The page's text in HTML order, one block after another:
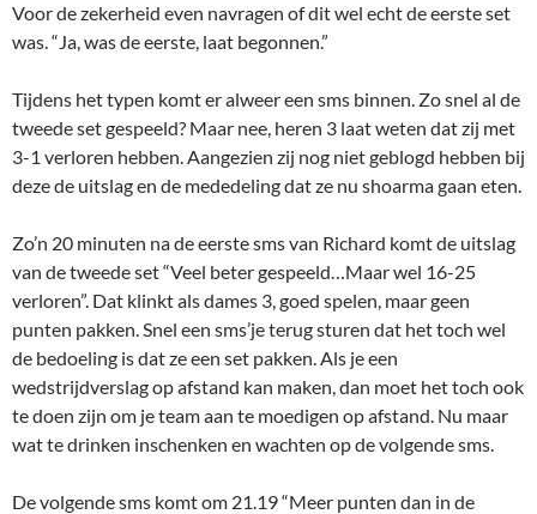
Voor de zekerheid even navragen of dit wel echt de eerste set
was. “Ja, was de eerste, laat begonnen.”
Tijdens het typen komt er alweer een sms binnen. Zo snel al de
tweede set gespeeld? Maar nee, heren 3 laat weten dat zij met
3-1 verloren hebben. Aangezien zij nog niet geblogd hebben bij
deze de uitslag en de mededeling dat ze nu shoarma gaan eten.
Zo’n 20 minuten na de eerste sms van Richard komt de uitslag
van de tweede set “Veel beter gespeeld…Maar wel 16-25
verloren”. Dat klinkt als dames 3, goed spelen, maar geen
punten pakken. Snel een sms’je terug sturen dat het toch wel
de bedoeling is dat ze een set pakken. Als je een
wedstrijdverslag op afstand kan maken, dan moet het toch ook
te doen zijn om je team aan te moedigen op afstand. Nu maar
wat te drinken inschenken en wachten op de volgende sms.
De volgende sms komt om 21.19 “Meer punten dan in de